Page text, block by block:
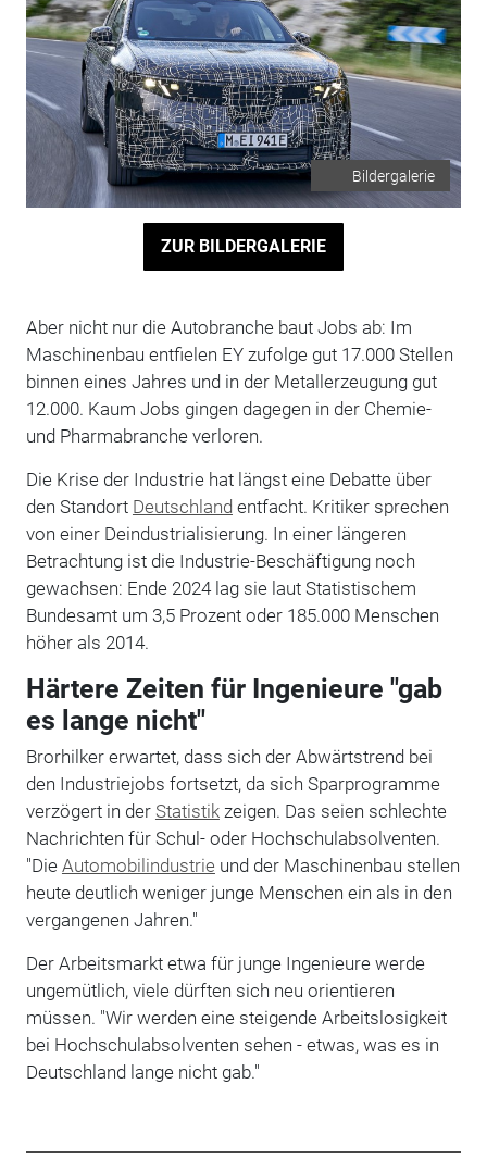
Bildergalerie
ZUR BILDERGALERIE
Aber nicht nur die Autobranche baut Jobs ab: Im
Maschinenbau entfielen EY zufolge gut 17.000 Stellen
binnen eines Jahres und in der Metallerzeugung gut
12.000. Kaum Jobs gingen dagegen in der Chemie-
und Pharmabranche verloren.
Die Krise der Industrie hat längst eine Debatte über
den Standort Deutschland entfacht. Kritiker sprechen
von einer Deindustrialisierung. In einer längeren
Betrachtung ist die Industrie-Beschäftigung noch
gewachsen: Ende 2024 lag sie laut Statistischem
Bundesamt um 3,5 Prozent oder 185.000 Menschen
höher als 2014.
Härtere Zeiten für Ingenieure "gab
es lange nicht"
Brorhilker erwartet, dass sich der Abwärtstrend bei
den Industriejobs fortsetzt, da sich Sparprogramme
verzögert in der Statistikzeigen. Das seien schlechte
Nachrichten für Schul- oder Hochschulabsolventen.
"Die Automobilindustrie und der Maschinenbau stellen
heute deutlich weniger junge Menschen ein als in den
vergangenen Jahren."
Der Arbeitsmarkt etwa für junge Ingenieure werde
ungemütlich, viele dürften sich neu orientieren
müssen. "Wir werden eine steigende Arbeitslosigkeit
bei Hochschulabsolventen sehen - etwas, was es in
Deutschland lange nicht gab."